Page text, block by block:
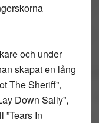
och under
skapat en lång
The Sheriff”,
Down Sally”,
”Tears In